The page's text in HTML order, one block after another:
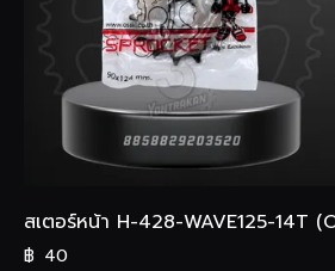
สเตอร์หน้า H-428-WAVE125-14T
฿ 40